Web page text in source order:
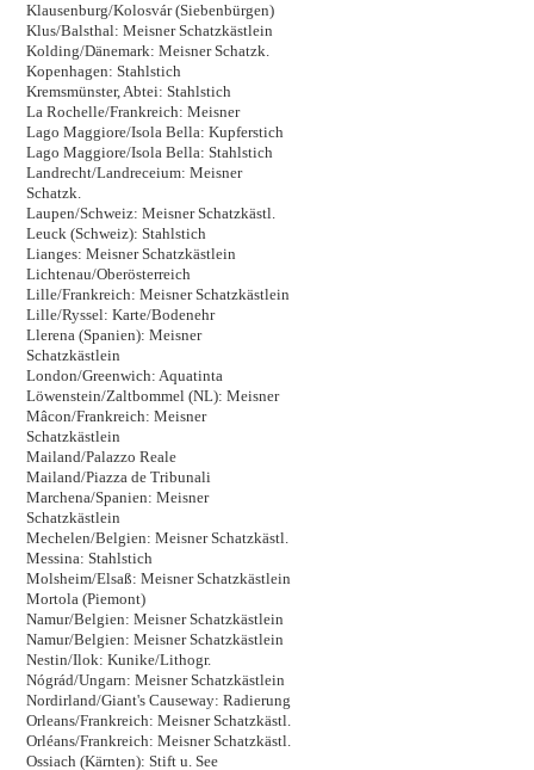
Klausenburg/Kolosvár (Siebenbürgen)
Klus/Balsthal: Meisner Schatzkästlein
Kolding/Dänemark: Meisner Schatzk.
Kopenhagen: Stahlstich
Kremsmünster, Abtei: Stahlstich
La Rochelle/Frankreich: Meisner
Lago Maggiore/Isola Bella: Kupferstich
Lago Maggiore/Isola Bella: Stahlstich
Landrecht/Landreceium: Meisner
Schatzk.
Laupen/Schweiz: Meisner Schatzkästl.
Leuck (Schweiz): Stahlstich
Lianges: Meisner Schatzkästlein
Lichtenau/Oberösterreich
Lille/Frankreich: Meisner Schatzkästlein
Lille/Ryssel: Karte/Bodenehr
Llerena (Spanien): Meisner
Schatzkästlein
London/Greenwich: Aquatinta
Löwenstein/Zaltbommel (NL): Meisner
Mâcon/Frankreich: Meisner
Schatzkästlein
Mailand/Palazzo Reale
Mailand/Piazza de Tribunali
Marchena/Spanien: Meisner
Schatzkästlein
Mechelen/Belgien: Meisner Schatzkästl.
Messina: Stahlstich
Molsheim/Elsaß: Meisner Schatzkästlein
Mortola (Piemont)
Namur/Belgien: Meisner Schatzkästlein
Namur/Belgien: Meisner Schatzkästlein
Nestin/Ilok: Kunike/Lithogr.
Nógrád/Ungarn: Meisner Schatzkästlein
Nordirland/Giant's Causeway: Radierung
Orleans/Frankreich: Meisner Schatzkästl.
Orléans/Frankreich: Meisner Schatzkästl.
Ossiach (Kärnten): Stift u. See